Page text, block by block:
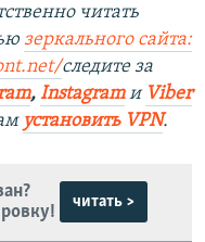
читать
зеркального сайта:
следите за
, Instagramи Viber
установить VPN.
читать >